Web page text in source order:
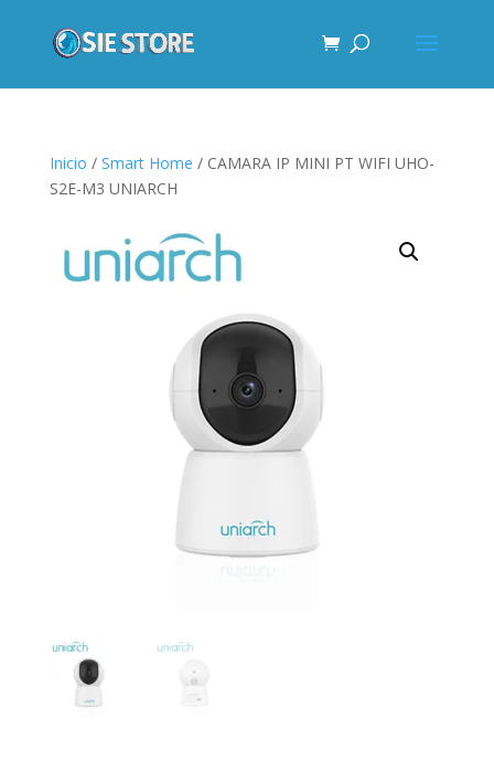
Inicio / Smart Home / CAMARA IP MINI PT WIFI UHO-
S2E-M3 UNIARCH